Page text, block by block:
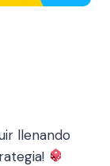
llenando